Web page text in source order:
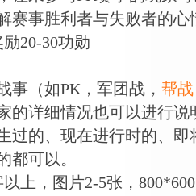
赛事胜利者与失败者的心
20-30功勋
（如PK，军团战， 帮战
的详细情况也可以进行说
的、现在进行时的、
都可以。
上，图片2-5张，